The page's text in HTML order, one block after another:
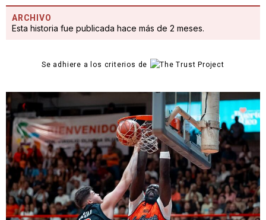
ARCHIVO
Esta historia fue publicada hace más de 2 meses.
Se adhiere a los criterios de